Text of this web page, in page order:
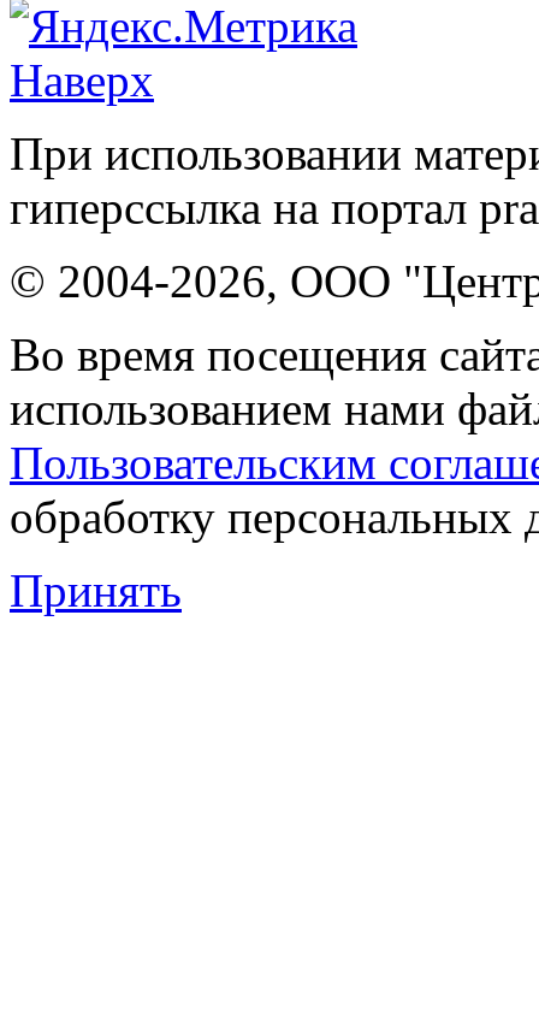
Наверх
При использовании
гиперссылка на портал
© 2004-2026, ООО "Центр
Во время посещения
использованием нами
Пользовательским
обработку персональных
Принять